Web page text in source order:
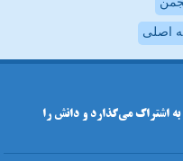
اصلی
به اشتراک می‌گذارد و دانش را